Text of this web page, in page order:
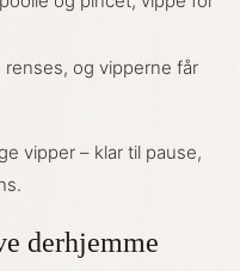
renses, og vipperne får
vipper – klar til pause,
derhjemme